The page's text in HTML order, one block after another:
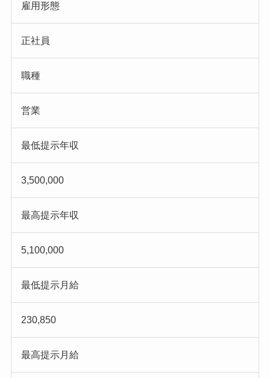
雇用形態
正社員
職種
営業
最低提示年収
3,500,000
最高提示年収
5,100,000
最低提示月給
230,850
最高提示月給